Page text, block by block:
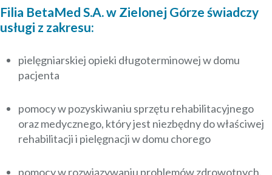
Filia BetaMed S.A. w Zielonej Górze świadczy
usługi z zakresu:
pielęgniarskiej opieki długoterminowej w domu
pacjenta
pomocy w pozyskiwaniu sprzętu rehabilitacyjnego
oraz medycznego, który jest niezbędny do właściwej
rehabilitacji i pielęgnacji w domu chorego
pomocy w rozwiązywaniu problemów zdrowotnych,